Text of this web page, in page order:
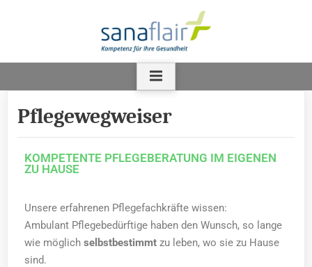
Pflegewegweiser
KOMPETENTE PFLEGEBERATUNG IM EIGENEN
ZU HAUSE
Unsere erfahrenen Pflegefachkräfte wissen:
Ambulant Pflegebedürftige haben den Wunsch, so lange
wie möglich selbstbestimmt zu leben, wo sie zu Hause
sind.